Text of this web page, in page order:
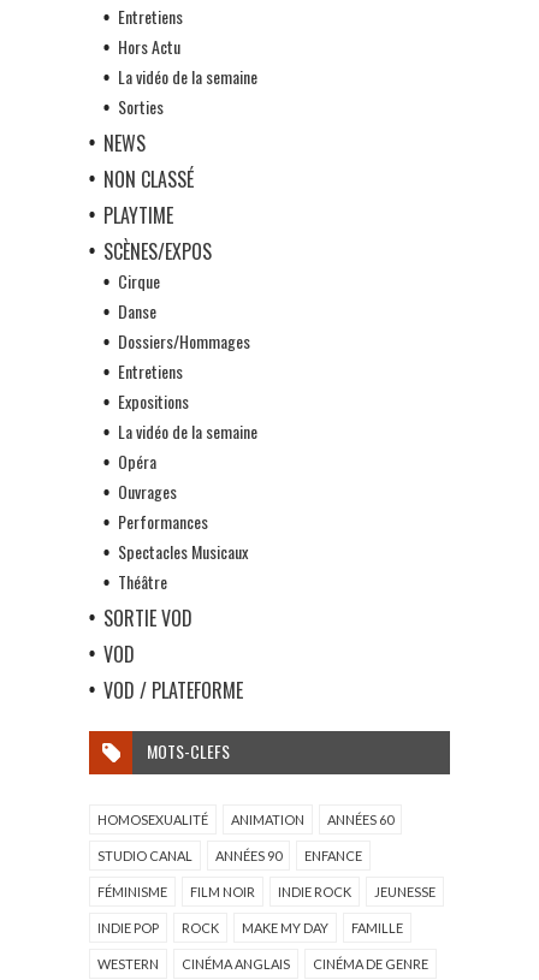
Entretiens
Hors Actu
La vidéo de la semaine
Sorties
NEWS
NON CLASSÉ
PLAYTIME
SCÈNES/EXPOS
Cirque
Danse
Dossiers/Hommages
Entretiens
Expositions
La vidéo de la semaine
Opéra
Ouvrages
Performances
Spectacles Musicaux
Théâtre
SORTIE VOD
VOD
VOD / PLATEFORME
MOTS-CLEFS
HOMOSEXUALITÉ ANIMATION ANNÉES 60
STUDIO CANAL ANNÉES 90 ENFANCE
FÉMINISME FILM NOIR INDIE ROCK JEUNESSE
INDIE POP ROCK MAKE MY DAY FAMILLE
WESTERN CINÉMA ANGLAIS CINÉMA DE GENRE